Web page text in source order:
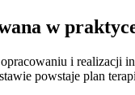
w
i realizacji
powstaje plan